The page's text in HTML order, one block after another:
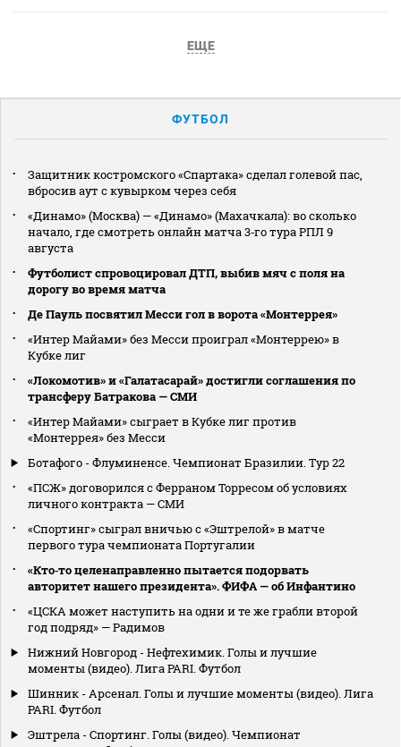
ЕЩЕ
ФУТБОЛ
Защитник костромского «Спартака» сделал голевой пас,
вбросив аут с кувырком через себя
«Динамо» (Москва) — «Динамо» (Махачкала): во сколько
начало, где смотреть онлайн матча 3‑го тура РПЛ 9
августа
Футболист спровоцировал ДТП, выбив мяч с поля на
дорогу во время матча
Де Пауль посвятил Месси гол в ворота «Монтеррея»
«Интер Майами» без Месси проиграл «Монтеррею» в
Кубке лиг
«Локомотив» и «Галатасарай» достигли соглашения по
трансферу Батракова — СМИ
«Интер Майами» сыграет в Кубке лиг против
«Монтеррея» без Месси
Ботафого - Флуминенсе. Чемпионат Бразилии. Тур 22
«ПСЖ» договорился с Ферраном Торресом об условиях
личного контракта — СМИ
«Спортинг» сыграл вничью с «Эштрелой» в матче
первого тура чемпионата Португалии
«Кто‑то целенаправленно пытается подорвать
авторитет нашего президента». ФИФА — об Инфантино
«ЦСКА может наступить на одни и те же грабли второй
год подряд» — Радимов
Нижний Новгород - Нефтехимик. Голы и лучшие
моменты (видео). Лига PARI. Футбол
Шинник - Арсенал. Голы и лучшие моменты (видео). Лига
PARI. Футбол
Эштрела - Спортинг. Голы (видео). Чемпионат